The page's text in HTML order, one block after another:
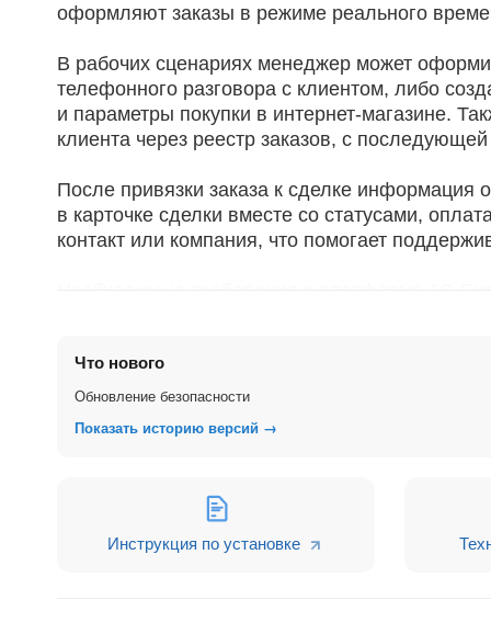
оформляют заказы в режиме реального
В рабочих сценариях менеджер может
телефонного разговора с клиентом, либо
и параметры покупки в интернет-магазине.
клиента через реестр заказов, с
После привязки заказа к сделке информация
в карточке сделки вместе со статусами,
контакт или компания, что помогает
Поддержка вывода страниц
Более подробно о настройках и системных
Как работать с заказами интернет-
Что нового
Обновление безопасности
Показать историю версий →
Инструкция по установке